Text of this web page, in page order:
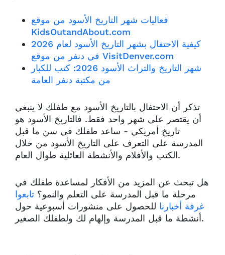
فعاليات شهر التاريخ الأسود من موقع
KidsOutandAbout.com
كيفية الاحتفال بشهر التاريخ الأسود لعام 2026
في دنفر من موقع VisitDenver.com
شهر التاريخ والتراث الأسود 2026: كتب للكبار
من مكتبة دنفر العامة
تذكر أن الاحتفال بالتاريخ الأسود مع طفلك لا ينبغي
أن يقتصر على شهر واحد فقط. فالتاريخ الأسود هو
تاريخ أمريكي - ساعد طفلك في سن ما قبل
المدرسة على التعرف على التاريخ الأسود من خلال
الكتب والأفلام والأنشطة العائلية طوال العام.
هل تبحث عن المزيد من الأفكار لمساعدة طفلك في
مرحلة ما قبل المدرسة على التعلم والنمو؟ تابعوا
غرفة أخبارنا للحصول على منشورات أسبوعية حول
أنشطة ما قبل المدرسة وإلهام لك ولطفلك الصغير.